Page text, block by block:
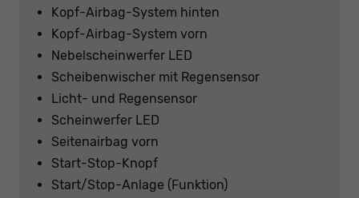
Kopf-Airbag-System hinten
Kopf-Airbag-System vorn
Nebelscheinwerfer LED
Scheibenwischer mit Regensensor
Licht- und Regensensor
Scheinwerfer LED
Seitenairbag vorn
Start-Stop-Knopf
Start/Stop-Anlage (Funktion)